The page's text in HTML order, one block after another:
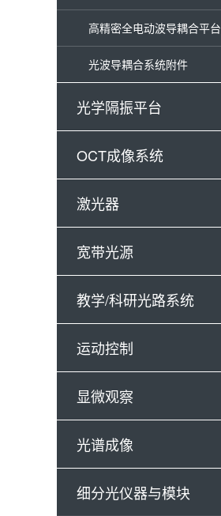
高精密全电动波导耦合平台
光波导耦合系统附件
光学隔振平台
OCT成像系统
激光器
宽带光源
教学/科研光路系统
运动控制
显微观察
光谱成像
细分光仪器与模块